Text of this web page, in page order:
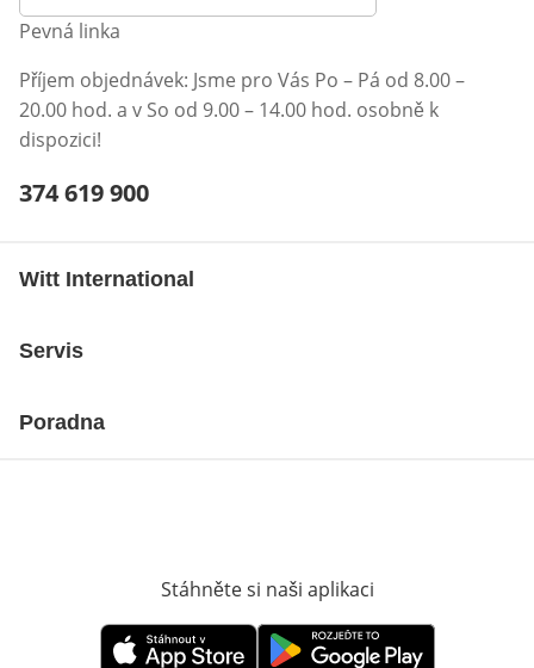
Pevná linka
Příjem objednávek: Jsme pro Vás Po – Pá od 8.00 –
20.00 hod. a v So od 9.00 – 14.00 hod. osobně k
dispozici!
Telefonní číslo:
374 619 900
Witt International
Servis
Poradna
Stáhněte si naši aplikaci